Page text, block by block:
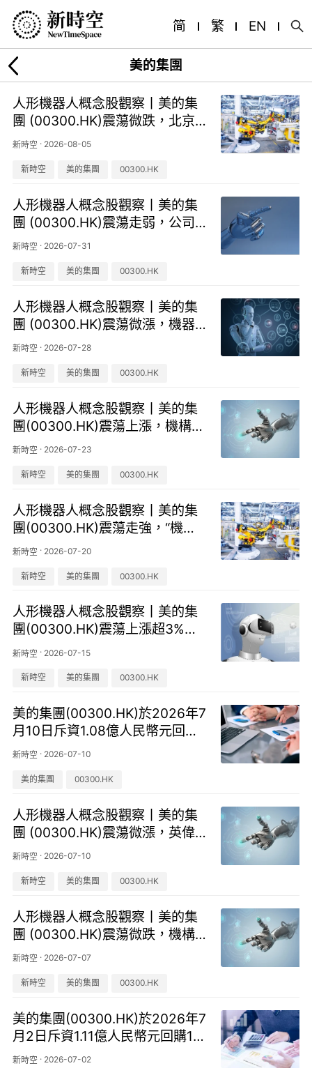
简 繁 EN
美的集團
人形機器人概念股觀察丨美的集
團 (00300.HK)震蕩微跌，北京
市機器人產業園（昌平）正式開
新時空· 2026-08-05
新時空 美的集團 00300.HK
人形機器人概念股觀察丨美的集
團 (00300.HK)震蕩走弱，公司
新建30萬臺減速機產能
新時空· 2026-07-31
新時空 美的集團 00300.HK
人形機器人概念股觀察丨美的集
團 (00300.HK)震蕩微漲，機器
人商業化路徑正逐步清晰
新時空· 2026-07-28
新時空 美的集團 00300.HK
人形機器人概念股觀察丨美的集
團(00300.HK)震蕩上漲，機構認
爲人形機器人商業化閉環有望加
新時空· 2026-07-23
新時空 美的集團 00300.HK
人形機器人概念股觀察丨美的集
團(00300.HK)震蕩走強，“機器
員工”火力全開保障產品PortaSpl
新時空· 2026-07-20
新時空 美的集團 00300.HK
人形機器人概念股觀察丨美的集
團(00300.HK)震蕩上漲超3%，
WAIC首次開設具身智能專區
新時空· 2026-07-15
新時空 美的集團 00300.HK
美的集團(00300.HK)於2026年7
月10日斥資1.08億人民幣元回購1
37.08萬股
新時空· 2026-07-10
美的集團 00300.HK
人形機器人概念股觀察丨美的集
團 (00300.HK)震蕩微漲，英偉
達宣布聯合開發用於機器人的開
新時空· 2026-07-10
新時空 美的集團 00300.HK
人形機器人概念股觀察丨美的集
團 (00300.HK)震蕩微跌，機構
指出物理AI加速人形機器人產業
新時空· 2026-07-07
新時空 美的集團 00300.HK
美的集團(00300.HK)於2026年7
月2日斥資1.11億人民幣元回購14
3.79萬股
新時空· 2026-07-02